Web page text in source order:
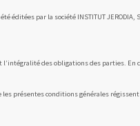
par la société INSTITUT JERODIA,
des obligations des parties. En
présentes conditions générales